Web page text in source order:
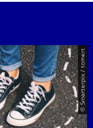
© Smarterpix / tomert